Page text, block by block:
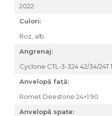
Set roți
Accesorii roți
Schimbătoare
Schimbătoare față
Schimbătoare spate
Piese schimbătoare
2022
Culori:
Roz, alb
Angrenaj:
Cyclone CTL-3-324 42/34/24T
Anvelopă față:
Romet Deestone 24×1.90
Anvelopă spate: